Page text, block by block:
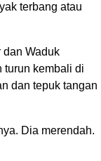
terbang atau
dan Waduk
turun kembali di
dan tepuk tangan
Dia merendah.